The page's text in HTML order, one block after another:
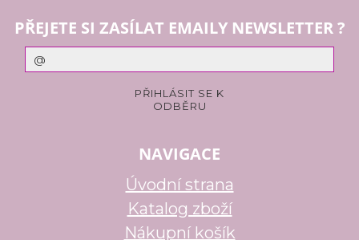
PŘEJETE SI ZASÍLAT EMAILY NEWSLETTER ?
NAVIGACE
Úvodní strana
Katalog zboží
Nákupní košík